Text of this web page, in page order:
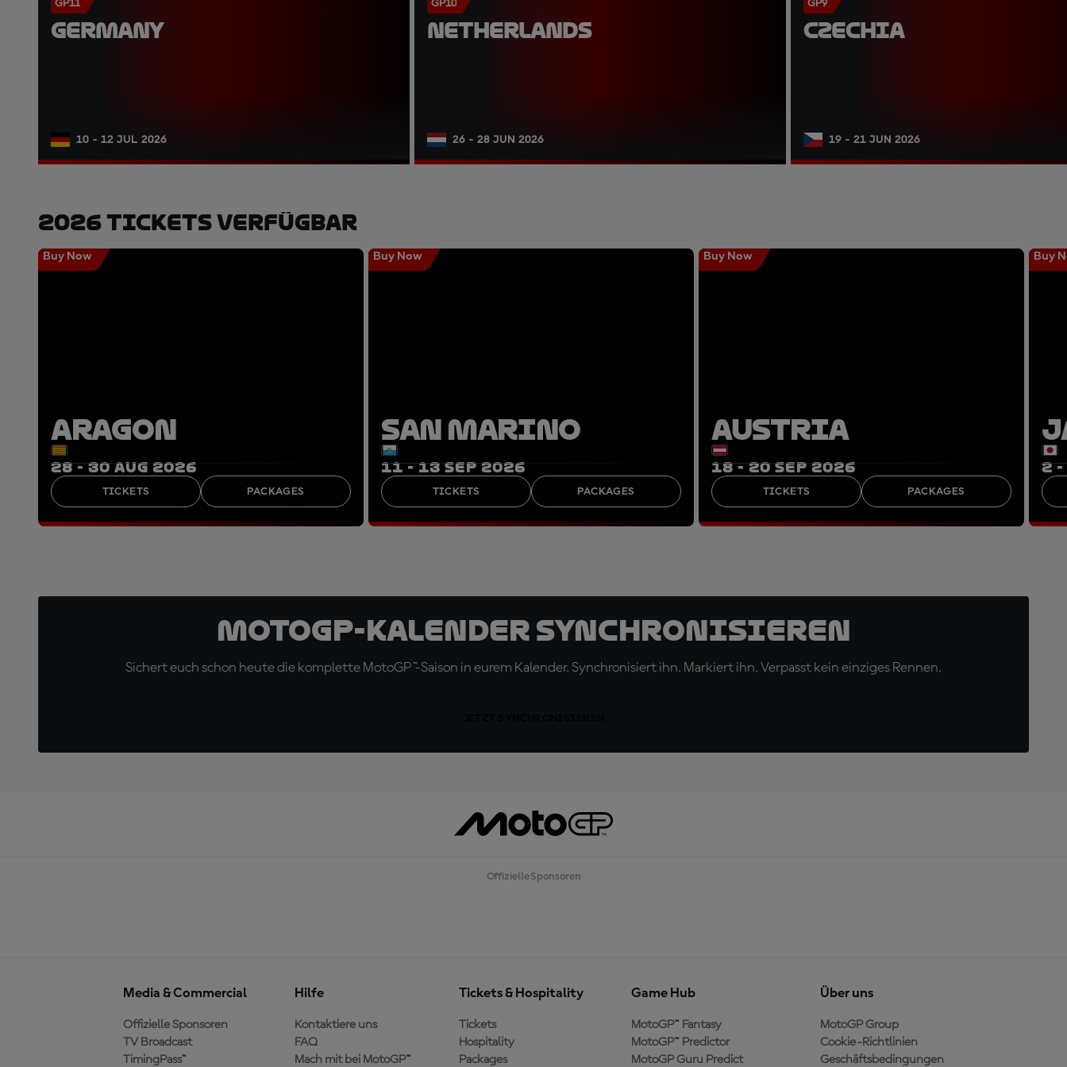
GP11
GERMANY
10 - 12 JUL 2026
GP10
NETHERLANDS
26 - 28 JUN 2026
GP9
CZECHIA
19 - 21 JUN 2026
2026 Tickets Verfügbar
Buy Now
ARAGON
28 - 30 AUG 2026
TICKETS PACKAGES
Buy Now
SAN MARINO
11 - 13 SEP 2026
TICKETS PACKAGES
Buy Now
AUSTRIA
18 - 20 SEP 2026
TICKETS PACKAGES
Buy
2 -
MotoGP-Kalender synchronisieren
Sichert euch schon heute die komplette MotoGP™-Saison in eurem Kalender. Synchronisiert ihn. Markiert ihn. Verpasst kein einziges Rennen.
Offizielle Sponsoren
Media & Commercial
Offizielle Sponsoren
TV Broadcast
TimingPass™
Hilfe
Kontaktiere uns
FAQ
Mach mit bei MotoGP™
Tickets & Hospitality
Tickets
Hospitality
Packages
Game Hub
MotoGP™ Fantasy
MotoGP™ Predictor
MotoGP Guru Predict
Über uns
MotoGP Group
Cookie-Richtlinien
Geschäftsbedingungen